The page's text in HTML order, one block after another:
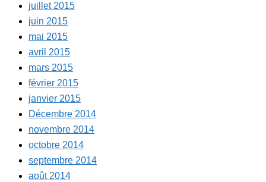
juillet 2015
juin 2015
mai 2015
avril 2015
mars 2015
février 2015
janvier 2015
Décembre 2014
novembre 2014
octobre 2014
septembre 2014
août 2014